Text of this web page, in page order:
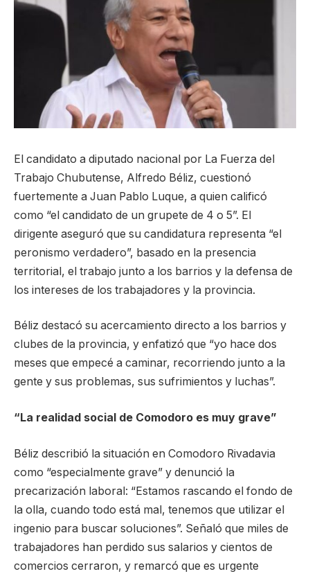
El candidato a diputado nacional por La Fuerza del
Trabajo Chubutense, Alfredo Béliz, cuestionó
fuertemente a Juan Pablo Luque, a quien calificó
como “el candidato de un grupete de 4 o 5”. El
dirigente aseguró que su candidatura representa “el
peronismo verdadero”, basado en la presencia
territorial, el trabajo junto a los barrios y la defensa de
los intereses de los trabajadores y la provincia.
Béliz destacó su acercamiento directo a los barrios y
clubes de la provincia, y enfatizó que “yo hace dos
meses que empecé a caminar, recorriendo junto a la
gente y sus problemas, sus sufrimientos y luchas”.
“La realidad social de Comodoro es muy grave”
Béliz describió la situación en Comodoro Rivadavia
como “especialmente grave” y denunció la
precarización laboral: “Estamos rascando el fondo de
la olla, cuando todo está mal, tenemos que utilizar el
ingenio para buscar soluciones”. Señaló que miles de
trabajadores han perdido sus salarios y cientos de
comercios cerraron, y remarcó que es urgente